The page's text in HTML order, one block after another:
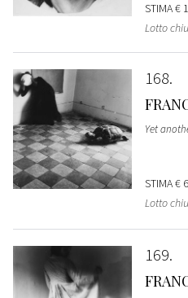
STIMA€
Lotto
168
Yet
STIMA€
Lotto
169